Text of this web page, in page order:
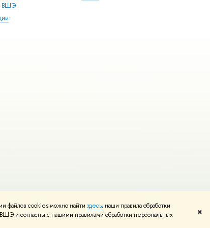
файлов cookies можно найти здесь, наши правила обработки
и согласны с нашими правилами обработки персональных
✖
ВШЭ
Редактору
сайта